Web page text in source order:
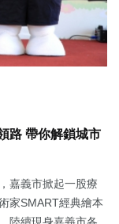
路 帶你解鎖城市
嘉義市掀起一股療
家SMART經典繪本
陸續現身嘉義市各